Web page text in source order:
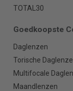
TOTAL30
Goedkoopste
Daglenzen
Torische
Multifocale
Maandlenzen